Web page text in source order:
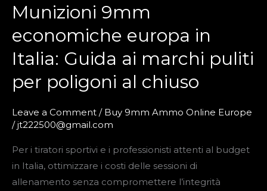
Munizioni 9mm
economiche europa in
Italia: Guida ai marchi puliti
per poligoni al chiuso
Leave a Comment / Buy 9mm Ammo Online Europe
/jt222500@gmail.com
Per i tiratori sportivi e i professionisti attenti al budget
in Italia, ottimizzare i costi delle sessioni di
allenamento senza compromettere l’integrità
Munizioni
economiche
europa
Italia:
ai
puliti
per
poligoni